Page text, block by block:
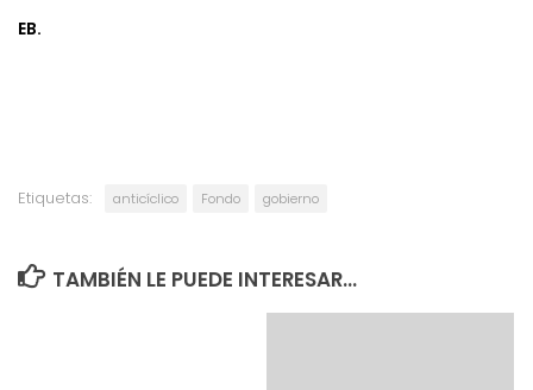
EB.
Etiquetas: anticíclico Fondo gobierno
TAMBIÉN LE PUEDE INTERESAR...